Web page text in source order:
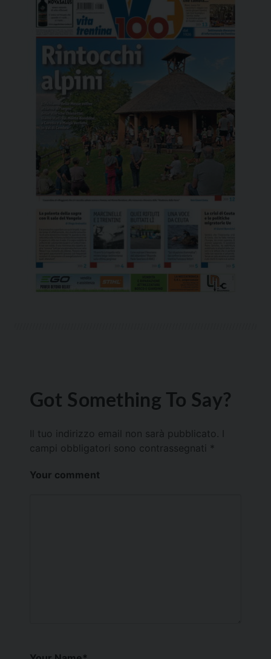
Got Something To Say?
Il tuo indirizzo email non sarà pubblicato.
campi obbligatori sono contrassegnati *
Your comment